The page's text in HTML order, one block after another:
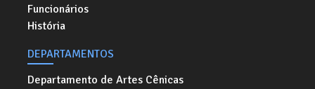
Funcionários
História
DEPARTAMENTOS
Departamento de Artes Cênicas